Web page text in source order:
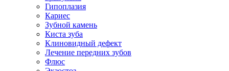
Гипоплазия
Кариес
Зубной камень
Киста зуба
Клиновидный дефект
Лечение передних зубов
Флюс